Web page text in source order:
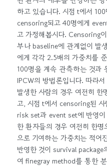
하고 있습니다. 시점 t에서
censoring되고 40명에게
고 가정해봅시다. Censoring
부나 baseline에 관계없이 발
에게 각각 2.5배의 가중치를
100명을 계속 관측하는 것과
IPCW의 방법론입니다. 따라
발생한 사람의 경우 여전히
고, 시점 t에서 censoring된
risk set과 event set에 반영
한 환자들의 경우 여전히 한
으로 기여하는 가중치는 적어
반영한 것이 survival
여 finegray method를 통한